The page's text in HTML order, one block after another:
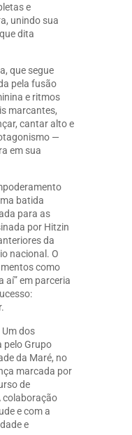
e
unindo sua
dita
que segue
pela fusão
e ritmos
marcantes,
cantar alto e
—
em sua
batida
para as
por Hitzin
da
nacional. O
como
aí” em parceria
dos
pelo Grupo
da Maré, no
marcada por
de
colaboração
e com a
e